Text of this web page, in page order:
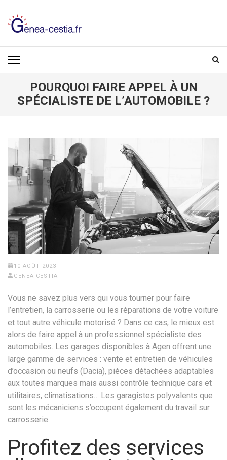
contenu
Entrée)
GENEA-CESTIA.FR
POURQUOI FAIRE APPEL À UN
SPÉCIALISTE DE L’AUTOMOBILE ?
10 AOÛT 2023
GENEA-CESTIA
Vous ne savez plus vers qui vous tourner pour faire
l’entretien, la carrosserie ou les réparations de votre voiture
et tout autre véhicule motorisé ? Dans ce cas, le mieux est
alors de faire appel à un professionnel spécialiste des
automobiles. Les garages disponibles à Agen offrent une
large gamme de services : vente et entretien de véhicules
d’occasion ou neufs (Dacia), pièces détachées adaptables
aux toutes marques mais aussi contrôle technique cars et
utilitaires, climatisations… Les garagistes polyvalents que
sont les mécaniciens s’occupent également du travail sur
carrosserie.
Profitez des services